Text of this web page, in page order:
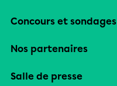
Concours et sondages
Nos partenaires
Salle de presse